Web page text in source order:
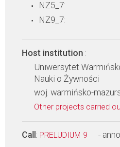
NZ5_7:
NZ9_7:
Host institution :
Uniwersytet
Nauki o Żywności
woj. warmińsko-
Other projects carried
Call : PRELUDIUM 9 -